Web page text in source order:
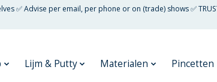
Advise per email, per phone or on (trade) shows ✅
Lijm & Putty Materialen Pincetten